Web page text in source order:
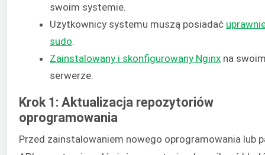
swoim systemie.
Użytkownicy systemu muszą posiadać
sudo
Zainstalowany i skonfigurowany Nginx na
serwerze.
Krok 1: Aktualizacja repozytoriów
oprogramowania
Przed zainstalowaniem nowego oprogramowania lub